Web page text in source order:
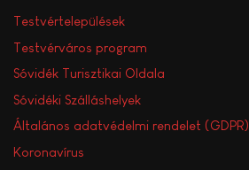
Testvértelepülések
Testvérváros program
Sóvidék Turisztikai Oldala
Sóvidéki Szálláshelyek
Általános adatvédelmi rendelet (GDPR)
Koronavírus